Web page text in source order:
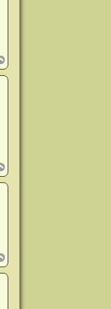
a
g
a
g
a
g